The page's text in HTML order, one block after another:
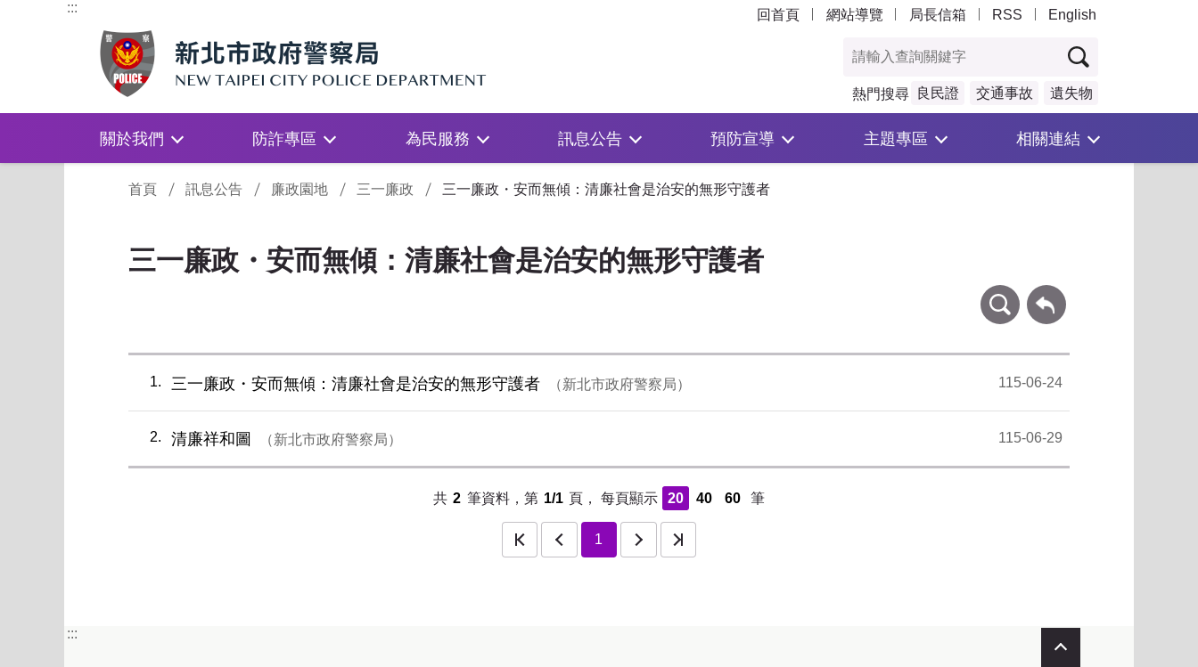
::: 回首頁 網站導覽 局長信箱 RSS English
熱門搜尋 良民證 交通事故 遺失物
關於我們 防詐專區 為民服務 訊息公告 預防宣導 主題專區 相關連結
首頁
訊息公告 廉政園地 三一廉政 三一廉政・安而無傾：清廉社會是治安的無形守護者
三一廉政・安而無傾：清廉社會是治安的無形守護者
條件查詢 回上一頁
1 三一廉政・安而無傾：清廉社會是治安的無形守護者 新北市政府警察局 115-06-24
2 清廉祥和圖 新北市政府警察局 115-06-29
共 2 筆資料，第 1/1 頁，每頁顯示 20 40 60 筆
1
最後一頁
:::